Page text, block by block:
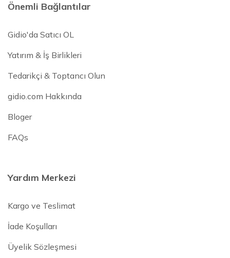
Önemli Bağlantılar
Gidio'da Satıcı OL
Yatırım & İş Birlikleri
Tedarikçi & Toptancı Olun
gidio.com Hakkında
Bloger
FAQs
Yardım Merkezi
Kargo ve Teslimat
İade Koşulları
Üyelik Sözleşmesi